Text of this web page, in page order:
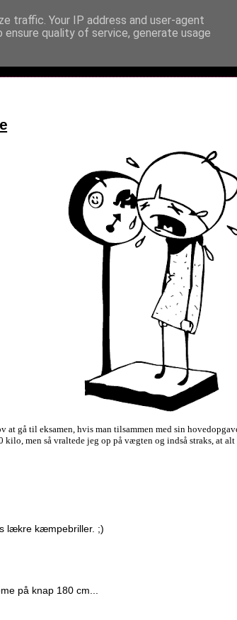
at gå til eksamen, hvis man tilsammen med sin
men så vraltede jeg op på vægten og indså straks, at alt
lækre kæmpebriller. ;)
på knap 180 cm...
traffic. Your IP address and user-agent
quality of service, generate usage